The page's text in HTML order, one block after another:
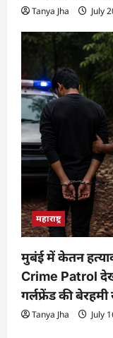
Tanya Jha July
महाराष्ट्र
मुबंई में केतन
Crime Patrol
गर्लफ्रेंड की बेरहमी
Tanya Jha July